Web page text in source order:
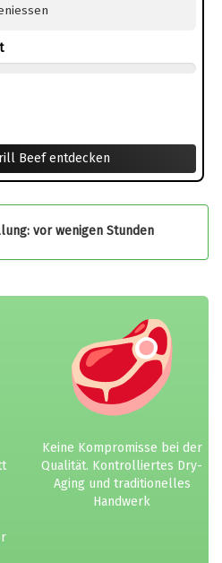
Beef entdecken
vor wenigen Stunden
Keine Kompromisse bei der
Qualität. Kontrolliertes Dry-
Aging und traditionelles
Handwerk